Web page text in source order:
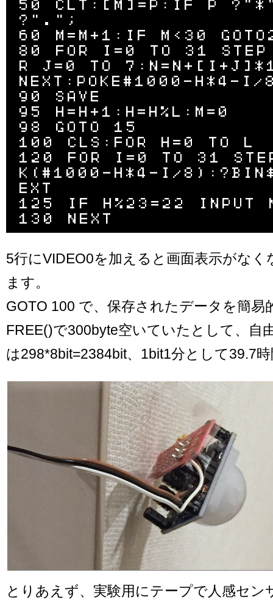
50 CLT:[M]=P:IF P
?".";
60 M=M+1:IF M<30
80 FOR I=0 TO 31
R J=0 TO
NEXT:POKE#1000-H*4-I/
90 SAVE
95 H=H+1:H=H%L:M=0
98 GOTO 15
100 CLS:FOR H=0 TO L
120 FOR I=0 TO 31
K(#1000-H*4-I/
EXT
125 IF H%23=22 INPUT
5行にVIDEO0を加えると画面表示がなく
ます。
GOTO 100 で、保存されたデータを簡易
FREE()で300byte空いていたとして、自
は298*8bit=2384bit、1bit1分として39.7
とりあえず、実験用にテープで人感セン